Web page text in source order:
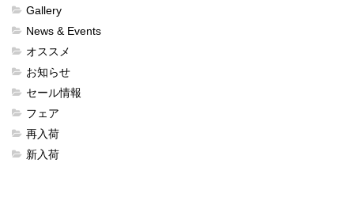
Gallery
News & Events
オススメ
お知らせ
セール情報
フェア
再入荷
新入荷